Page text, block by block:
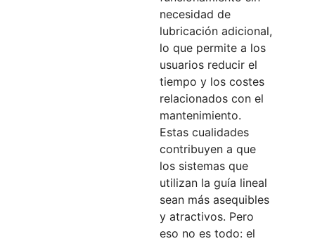
necesidad de
lubricación adicional,
lo que permite a los
usuarios reducir el
tiempo y los costes
relacionados con el
mantenimiento.
Estas cualidades
contribuyen a que
los sistemas que
utilizan la guía lineal
sean más asequibles
y atractivos. Pero
eso no es todo: el